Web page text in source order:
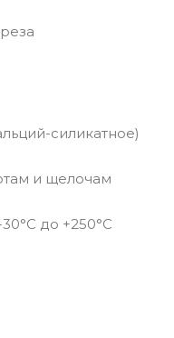
силикатное)
и щелочам
до +250°C